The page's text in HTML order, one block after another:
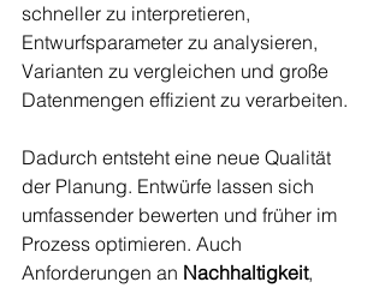
schneller zu interpretieren,
Entwurfsparameter zu analysieren,
Varianten zu vergleichen und große
Datenmengen effizient zu verarbeiten.
Dadurch entsteht eine neue Qualität
der Planung. Entwürfe lassen sich
umfassender bewerten und früher im
Prozess optimieren. Auch
Anforderungen an Nachhaltigkeit,